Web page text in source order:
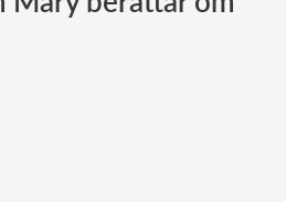
kungahuset